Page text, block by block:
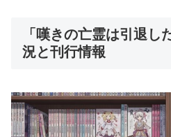
「嘆きの亡霊は引退し
況と刊行情報